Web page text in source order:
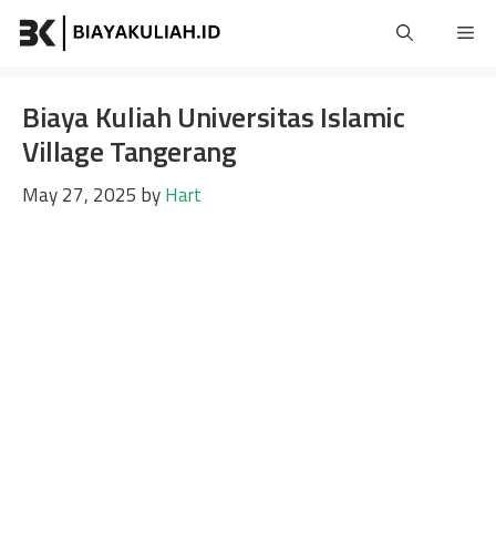
Skip
Biaya Kuliah Universitas Islamic
Village Tangerang
May 27, 2025 byHart